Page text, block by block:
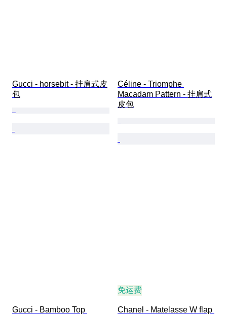
Gucci - horsebit - 挂肩式皮
包
Céline - Triomphe
Macadam Pattern - 挂肩式
皮包
Gucci - Bamboo Top
免运费
Chanel - Matelasse W flap